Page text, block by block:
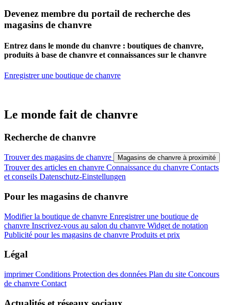
Devenez membre du portail de recherche des
magasins de chanvre
Entrez dans le monde du chanvre : boutiques de chanvre,
produits à base de chanvre et connaissances sur le chanvre
Enregistrer une boutique de chanvre
Le monde fait de chanvre
Recherche de chanvre
Trouver des magasins de chanvre Magasins de chanvre à proximité
Trouver des articles en chanvre Connaissance du chanvre Contacts
et conseils Datenschutz-Einstellungen
Pour les magasins de chanvre
Modifier la boutique de chanvre Enregistrer une boutique de
chanvre Inscrivez-vous au salon du chanvre Widget de notation
Publicité pour les magasins de chanvre Produits et prix
Légal
imprimerConditions Protection des données Plan du site Concours
de chanvre Contact